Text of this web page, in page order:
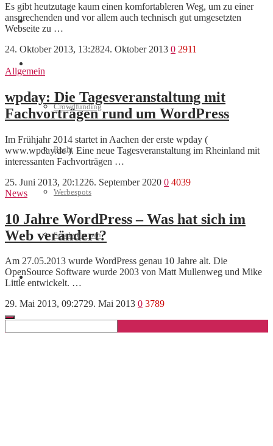
Videos
Crowdfunding
Recht
Werbespots
Sonderthemen
Geschäftskonto eröffnen
Es gibt heutzutage kaum einen komfortableren Weg, um zu einer
ansprechenden und vor allem auch technisch gut umgesetzten
Webseite zu …
24. Oktober 2013, 13:2824. Oktober 2013 0 2911
Allgemein
wpday: Die Tagesveranstaltung mit
Fachvorträgen rund um WordPress
Im Frühjahr 2014 startet in Aachen der erste wpday (
www.wpday.de ). Eine neue Tagesveranstaltung im Rheinland mit
interessanten Fachvorträgen …
25. Juni 2013, 20:1226. September 2020 0 4039
News
10 Jahre WordPress – Was hat sich im
Web verändert?
Am 27.05.2013 wurde WordPress genau 10 Jahre alt. Die
OpenSource Software wurde 2003 von Matt Mullenweg und Mike
Little entwickelt. …
29. Mai 2013, 09:2729. Mai 2013 0 3789